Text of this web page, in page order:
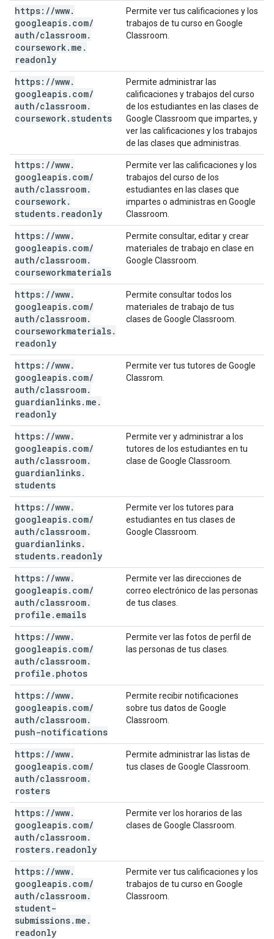
https: //www.
googleapis. com/
auth/classroom.
coursework. me .
readonly
Permite ver tus calificaciones y los
trabajos de tu curso en Google
Classroom.
https: //www.
googleapis. com/
auth/classroom.
coursework. students
Permite administrar las
calificaciones y trabajos del curso
de los estudiantes en las clases de
Google Classroom que impartes, y
ver las calificaciones y los trabajos
de las clases que administras.
https: //www.
googleapis. com/
auth/classroom.
coursework.
students. readonly
Permite ver las calificaciones y los
trabajos del curso de los
estudiantes en las clases que
impartes o administras en Google
Classroom.
https: //www.
googleapis. com/
auth/classroom.
courseworkmaterials
Permite consultar, editar y crear
materiales de trabajo en clase en
Google Classroom.
https: //www.
googleapis. com/
auth/classroom.
courseworkmaterials.
readonly
Permite consultar todos los
materiales de trabajo de tus
clases de Google Classroom.
https: //www.
googleapis. com/
auth/classroom.
guardianlinks. me .
readonly
Permite ver tus tutores de Google
Classrom.
https: //www.
googleapis. com/
auth/classroom.
guardianlinks.
students
Permite ver y administrar a los
tutores de los estudiantes en tu
clase de Google Classroom.
https: //www.
googleapis. com/
auth/classroom.
guardianlinks.
students. readonly
Permite ver los tutores para
estudiantes en tus clases de
Google Classroom.
https: //www.
googleapis. com/
auth/classroom.
profile . emails
Permite ver las direcciones de
correo electrónico de las personas
de tus clases.
https: //www.
googleapis. com/
auth/classroom.
profile . photos
Permite ver las fotos de perfil de
las personas de tus clases.
https: //www.
googleapis. com/
auth/classroom.
push-notifications
Permite recibir notificaciones
sobre tus datos de Google
Classroom.
https: //www.
googleapis. com/
auth/classroom.
rosters
Permite administrar las listas de
tus clases de Google Classroom.
https: //www.
googleapis. com/
auth/classroom.
rosters. readonly
Permite ver los horarios de las
clases de Google Classroom.
https: //www.
googleapis. com/
auth/classroom.
student-
submissions. me .
readonly
Permite ver tus calificaciones y los
trabajos de tu curso en Google
Classroom.